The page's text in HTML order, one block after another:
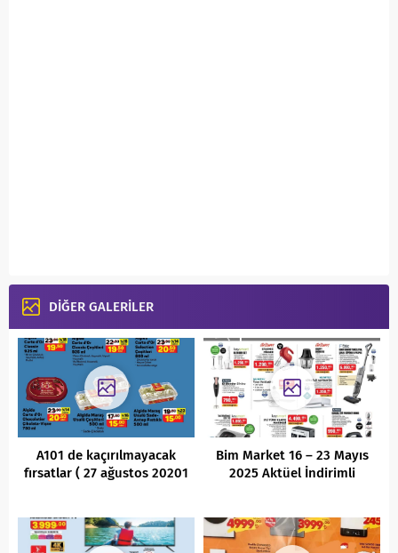
DİĞER GALERİLER
A101 de kaçırılmayacak
fırsatlar ( 27 ağustos 20201
Bim Market 16 – 23 Mayıs
2025 Aktüel İndirimli